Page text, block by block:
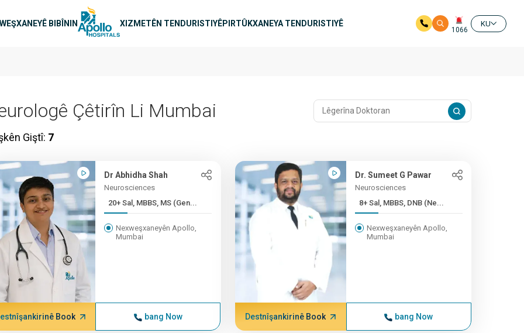
BIBÎNIN XIZMETÊN TENDURISTIYÊPIRTÛKXANEYA TENDURISTIYÊ
1066
KU
Çêtirîn Li Mumbai
Giştî: 7
Dr Abhidha Shah
Neurosciences
20+ Sal, MBBS, MS (Gen...
Nexweşxaneyên Apollo,
Mumbai
Book bang Now
Dr. Sumeet G Pawar
Neurosciences
8+ Sal, MBBS, DNB (Ne...
Nexweşxaneyên Apollo,
Mumbai
Destnîşankirinê Book bang Now